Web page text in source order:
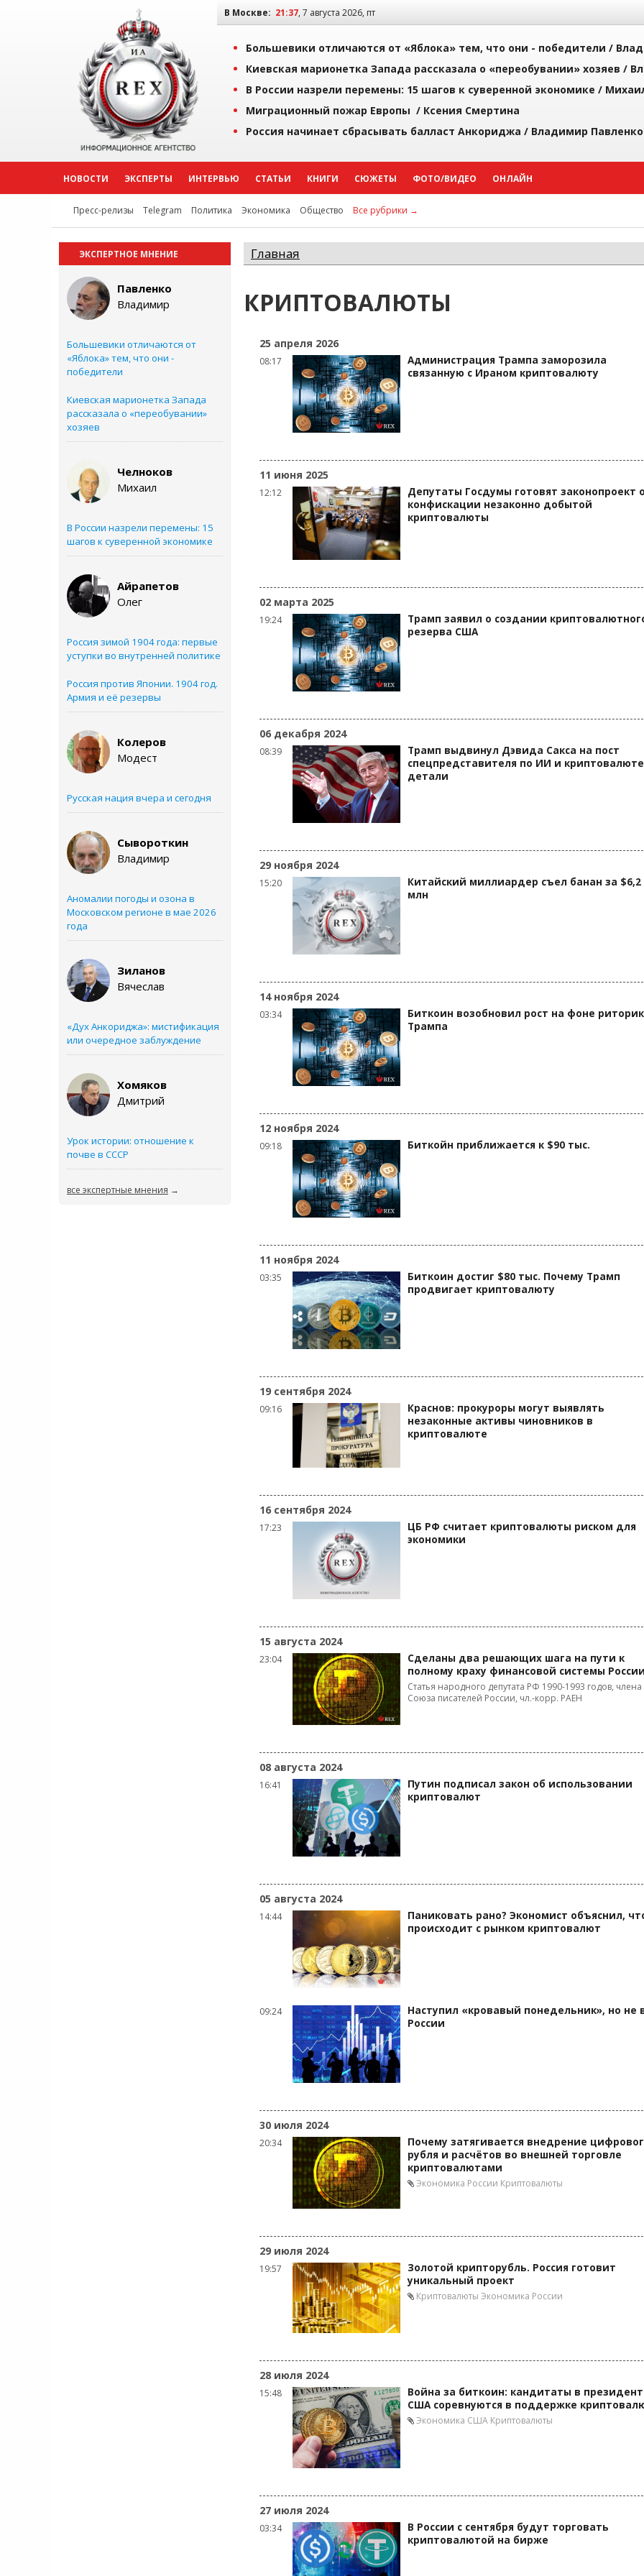
В Москве: 21:37, 7 августа 2026, пт
Большевики отличаются от «Яблока» тем, что они - победители /
Киевская марионетка Запада рассказала о «переобувании» хозяев /
В России назрели перемены: 15 шагов к суверенной экономике /
Миграционный пожар Европы / Ксения Смертина
Россия начинает сбрасывать балласт Анкориджа / Владимир Павленко
НОВОСТИ ЭКСПЕРТЫ ИНТЕРВЬЮ СТАТЬИ КНИГИ СЮЖЕТЫ ФОТО/ВИДЕО ОНЛАЙН
Пресс-релизы Telegram Политика Экономика Общество Все рубрики →
ЭКСПЕРТНОЕ МНЕНИЕ
Павленко
Владимир
Большевики отличаются от
«Яблока» тем, что они -
победители
Киевская марионетка Запада
рассказала о «переобувании»
хозяев
Челноков
Михаил
В России назрели перемены: 15
шагов к суверенной экономике
Айрапетов
Олег
Россия зимой 1904 года: первые
уступки во внутренней политике
Россия против Японии. 1904 год.
Армия и её резервы
Колеров
Модест
Русская нация вчера и сегодня
Сывороткин
Владимир
Аномалии погоды и озона в
Московском регионе в мае 2026
года
Зиланов
Вячеслав
«Дух Анкориджа»: мистификация
или очередное заблуждение
Хомяков
Дмитрий
Урок истории: отношение к
почве в СССР
все экспертные мнения →
Главная
КРИПТОВАЛЮТЫ
25 апреля 2026
08:17
Администрация Трампа заморозила
связанную с Ираном криптовалюту
11 июня 2025
12:12
Депутаты Госдумы готовят законопроект
конфискации незаконно добытой
криптовалюты
02 марта 2025
19:24
Трамп заявил о создании
резерва США
06 декабря 2024
08:39
Трамп выдвинул Дэвида Сакса на пост
спецпредставителя по ИИ и
детали
29 ноября 2024
15:20
Китайский миллиардер съел банан за $6,2
млн
14 ноября 2024
03:34
Биткоин возобновил рост на фоне
Трампа
12 ноября 2024
09:18 Биткойн приближается к $90 тыс.
11 ноября 2024
03:35
Биткоин достиг $80 тыс. Почему Трамп
продвигает криптовалюту
19 сентября 2024
09:16
Краснов: прокуроры могут выявлять
незаконные активы чиновников в
криптовалюте
16 сентября 2024
17:23
ЦБ РФ считает криптовалюты риском для
экономики
15 августа 2024
23:04
Сделаны два решающих шага на пути к
полному краху финансовой системы
Статья народного депутата РФ 1990-1993 годов, члена
Союза писателей России, чл.-корр. РАЕН
08 августа 2024
16:41
Путин подписал закон об использовании
криптовалют
05 августа 2024
14:44
Паниковать рано? Экономист объяснил,
происходит с рынком криптовалют
09:24
Наступил «кровавый понедельник», но не
России
30 июля 2024
20:34
Почему затягивается внедрение
рубля и расчётов во внешней торговле
криптовалютами
Экономика России Криптовалюты
29 июля 2024
19:57
Золотой крипторубль. Россия готовит
уникальный проект
Криптовалюты Экономика России
28 июля 2024
15:48
Война за биткоин: кандитаты в
США соревнуются в поддержке
Экономика США Криптовалюты
27 июля 2024
03:34
В России с сентября будут торговать
криптовалютой на бирже